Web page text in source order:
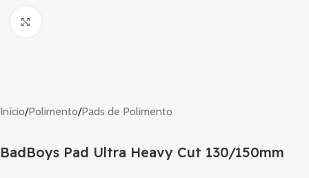
Início/Polimento/Pads de Polimento
BadBoys Pad Ultra Heavy Cut 130/150mm